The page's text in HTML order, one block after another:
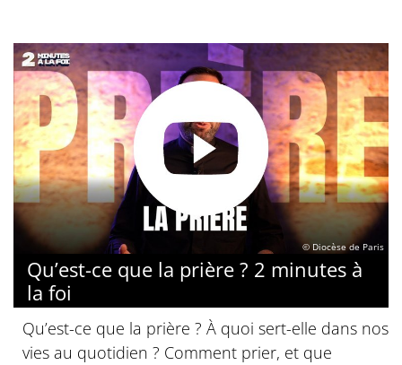
© Diocèse de Paris
Qu’est-ce que la prière ? 2 minutes à
la foi
Qu’est-ce que la prière ? À quoi sert-elle dans nos
vies au quotidien ? Comment prier, et que